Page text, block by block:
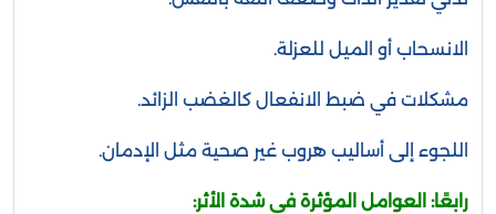
الانسحاب أو الميل للعزلة.
مشكلات في ضبط الانفعال كالغضب الزائد.
اللجوء إلى أساليب هروب غير صحية مثل الإدمان.
رابعًا: العوامل المؤثرة في شدة الأثر: